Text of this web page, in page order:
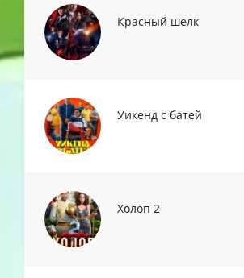
Красный шелк
Уикенд с батей
Холоп 2